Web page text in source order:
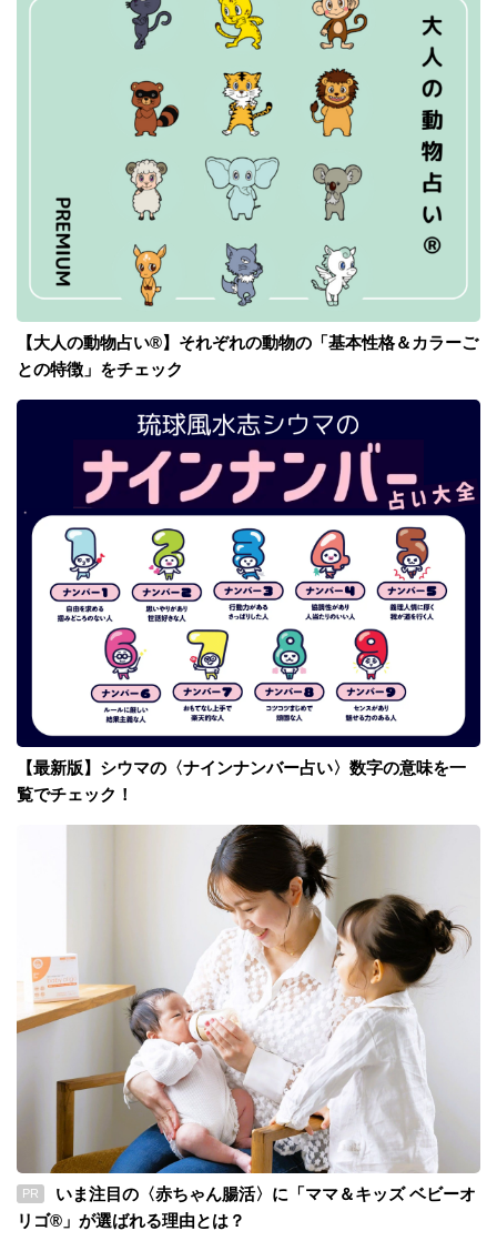
【大人の動物占い®】それぞれの動物の「基本性格＆カラーご
との特徴」をチェック
【最新版】シウマの〈ナインナンバー占い〉数字の意味を一
覧でチェック！
PR
いま注目の〈赤ちゃん腸活〉に「ママ＆キッズ ベビーオ
リゴ®」が選ばれる理由とは？